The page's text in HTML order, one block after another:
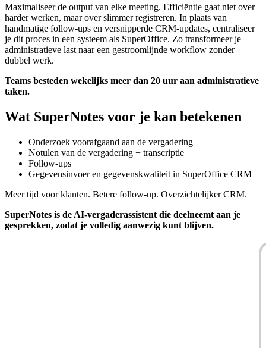
Maximaliseer de output van elke meeting. Efficiëntie gaat niet over
harder werken, maar over slimmer registreren. In plaats van
handmatige follow-ups en versnipperde CRM-updates, centraliseer
je dit proces in een systeem als SuperOffice. Zo transformeer je
administratieve last naar een gestroomlijnde workflow zonder
dubbel werk.
Teams besteden wekelijks meer dan 20 uur aan administratieve
taken.
Wat SuperNotes voor je kan betekenen
Onderzoek voorafgaand aan de vergadering
Notulen van de vergadering + transcriptie
Follow-ups
Gegevensinvoer en gegevenskwaliteit in SuperOffice CRM
Meer tijd voor klanten. Betere follow-up. Overzichtelijker CRM.
SuperNotes is de AI-vergaderassistent die deelneemt aan je
gesprekken, zodat je volledig aanwezig kunt blijven.